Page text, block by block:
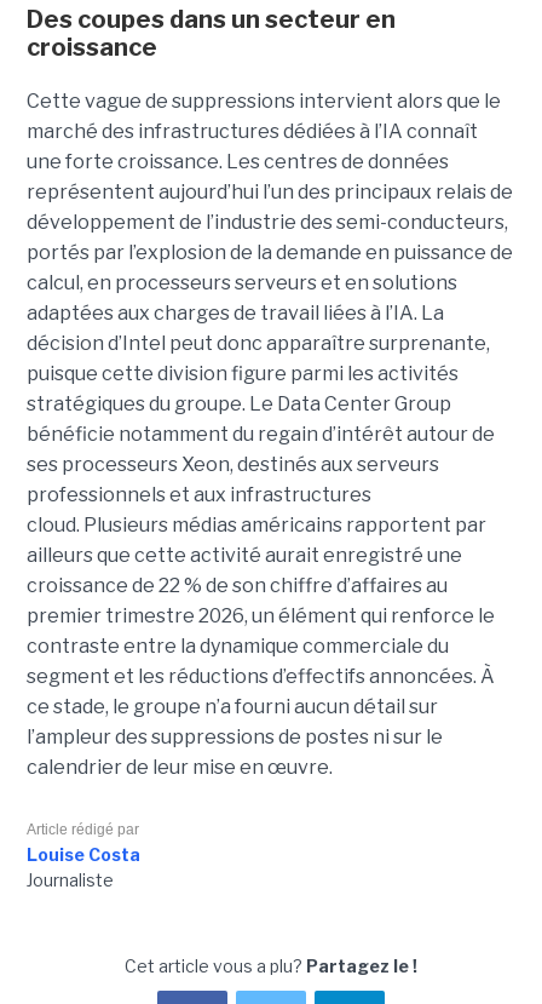
Des coupes dans un secteur en
croissance
Cette vague de suppressions intervient alors que le
marché des infrastructures dédiées à l’IA connaît
une forte croissance. Les centres de données
représentent aujourd’hui l’un des principaux relais de
développement de l’industrie des semi-conducteurs,
portés par l’explosion de la demande en puissance de
calcul, en processeurs serveurs et en solutions
adaptées aux charges de travail liées à l’IA. La
décision d’Intel peut donc apparaître surprenante,
puisque cette division figure parmi les activités
stratégiques du groupe. Le Data Center Group
bénéficie notamment du regain d’intérêt autour de
ses processeurs Xeon, destinés aux serveurs
professionnels et aux infrastructures
cloud. Plusieurs médias américains rapportent par
ailleurs que cette activité aurait enregistré une
croissance de 22 % de son chiffre d’affaires au
premier trimestre 2026, un élément qui renforce le
contraste entre la dynamique commerciale du
segment et les réductions d’effectifs annoncées. À
ce stade, le groupe n’a fourni aucun détail sur
l’ampleur des suppressions de postes ni sur le
calendrier de leur mise en œuvre.
Article rédigé par
Louise Costa
Journaliste
Cet article vous a plu? Partagez le !